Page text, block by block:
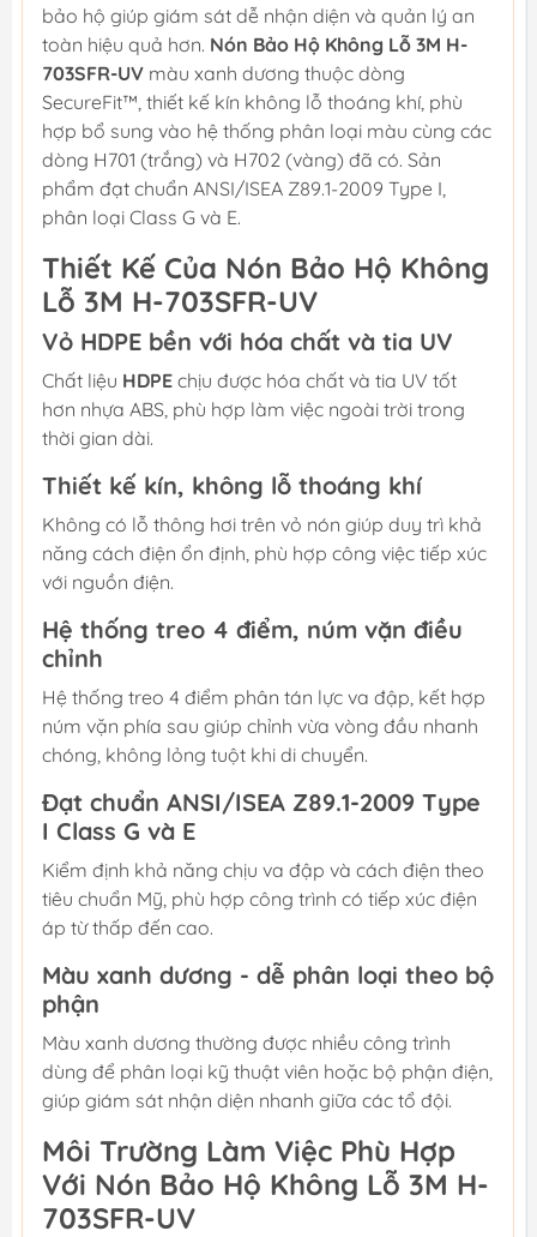
bảo hộ giúp giám sát dễ nhận diện và quản lý an
toàn hiệu quả hơn. Nón Bảo Hộ Không Lỗ 3M H-
703SFR-UV màu xanh dương thuộc dòng
SecureFit™, thiết kế kín không lỗ thoáng khí, phù
hợp bổ sung vào hệ thống phân loại màu cùng các
dòng H701 (trắng) và H702 (vàng) đã có. Sản
phẩm đạt chuẩn ANSI/ISEA Z89.1-2009 Type I,
phân loại Class G và E.
Thiết Kế Của Nón Bảo Hộ Không
Lỗ 3M H-703SFR-UV
Vỏ HDPE bền với hóa chất và tia UV
Chất liệu HDPE chịu được hóa chất và tia UV tốt
hơn nhựa ABS, phù hợp làm việc ngoài trời trong
thời gian dài.
Thiết kế kín, không lỗ thoáng khí
Không có lỗ thông hơi trên vỏ nón giúp duy trì khả
năng cách điện ổn định, phù hợp công việc tiếp xúc
với nguồn điện.
Hệ thống treo 4 điểm, núm vặn điều
chỉnh
Hệ thống treo 4 điểm phân tán lực va đập, kết hợp
núm vặn phía sau giúp chỉnh vừa vòng đầu nhanh
chóng, không lỏng tuột khi di chuyển.
Đạt chuẩn ANSI/ISEA Z89.1-2009 Type
I Class G và E
Kiểm định khả năng chịu va đập và cách điện theo
tiêu chuẩn Mỹ, phù hợp công trình có tiếp xúc điện
áp từ thấp đến cao.
Màu xanh dương - dễ phân loại theo bộ
phận
Màu xanh dương thường được nhiều công trình
dùng để phân loại kỹ thuật viên hoặc bộ phận điện,
giúp giám sát nhận diện nhanh giữa các tổ đội.
Môi Trường Làm Việc Phù Hợp
Với Nón Bảo Hộ Không Lỗ 3M H-
703SFR-UV